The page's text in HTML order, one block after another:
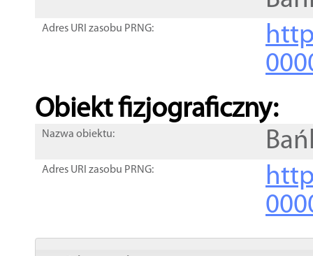
Adres URI zasobu PRNG:
Obiekt fizjograficzny:
Nazwa obiektu:
Adres URI zasobu PRNG: